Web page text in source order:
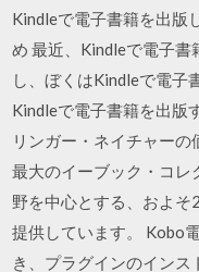
Kindleで電子書籍を出版
め 最近、Kindleで電子書
し、ぼくはKindleで電子
Kindleで電子書籍を出版
リンガー・ネイチャー
最大のイーブック・コレ
野を中心とする、およ
提供しています。 Kobo
き、プラグインのインス